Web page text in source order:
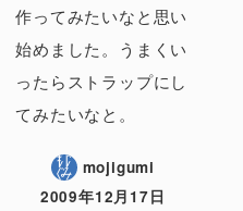
作ってみたいなと思い
始めました。うまくい
ったらストラップにし
てみたいなと。
mojigumi
2009年12月17日